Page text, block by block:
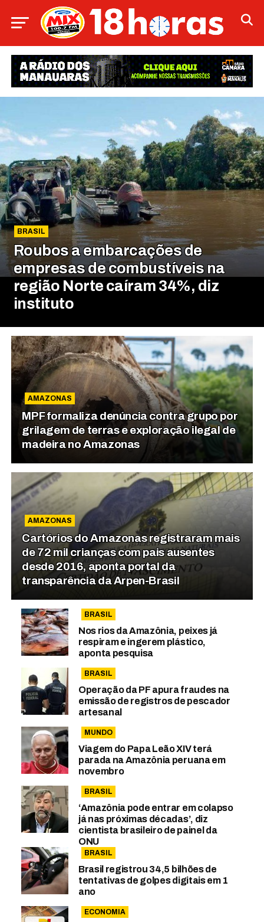
BRASIL
Roubos a embarcações de
empresas de combustíveis na
região Norte caíram 34%, diz
instituto
AMAZONAS
MPF formaliza denúncia contra grupo por
grilagem de terras e exploração ilegal de
madeira no Amazonas
AMAZONAS
Cartórios do Amazonas registraram mais
de 72 mil crianças com pais ausentes
desde 2016, aponta portal da
transparência da Arpen-Brasil
BRASIL
Nos rios da Amazônia, peixes já
respiram e ingerem plástico,
aponta pesquisa
BRASIL
Operação da PF apura fraudes na
emissão de registros de pescador
artesanal
MUNDO
Viagem do Papa Leão XIV terá
parada na Amazônia peruana em
novembro
BRASIL
‘Amazônia pode entrar em colapso
já nas próximas décadas’, diz
cientista brasileiro de painel da
ONU
BRASIL
Brasil registrou 34,5 bilhões de
tentativas de golpes digitais em 1
ano
ECONOMIA